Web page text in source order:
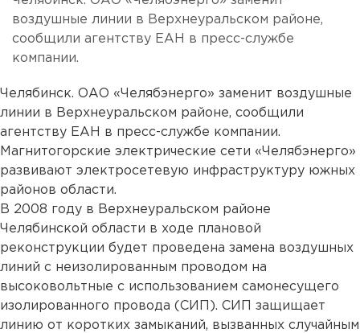
воздушные линии в Верхнеуральском районе,
сообщили агентству ЕАН в пресс-службе
компании.
Челябинск. ОАО «Челябэнерго» заменит воздушные
линии в Верхнеуральском районе, сообщили
агентству ЕАН в пресс-службе компании.
Магнитогорские электрические сети «Челябэнерго»
развивают электросетевую инфраструктуру южных
районов области.
В 2008 году в Верхнеуральском районе
Челябинской области в ходе плановой
реконструкции будет проведена замена воздушных
линий с неизолированным проводом на
высоковольтные с использованием самонесущего
изолированного провода (СИП). СИП защищает
линию от коротких замыканий, вызванных случайным